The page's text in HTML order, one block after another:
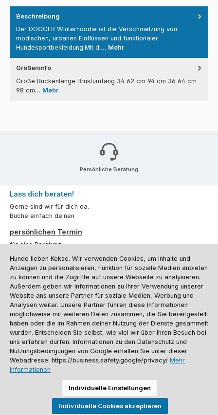
Beschreibung
Der DOGGER Winterhoodie ist die Verschmelzung von
modischen, urbanen Einflüssen und funktionaler
Hundesportbekleidung.Mit di… Mehr
Größeninfo
Größe Rückenlänge Brustumfang 34 62 cm 94 cm 36 64 cm
98 cm… Mehr
Persönliche Beratung
Lass dich beraten!
Gerne sind wir für dich da.
Buche einfach deinen
persönlichen Termin
für eine Beratung.
Oder über unserKontaktformular.
Vertrag widerrufen
Kundenservice
Informationen
Social Media und Kontakt
Versandinformationen
Batterieentsorgung
Warenrücksendung Sporthund Katalog
Alle Preise inkl. gesetzl. Mehrwertsteuer zzgl.Versandkosten
anders angegeben. Preise vor dem Login werden in Euro (DE) angezeigt.
Hunde lieben Kekse. Wir verwenden Cookies, um Inhalte und
Anzeigen zu personalisieren, Funktion für soziale Medien anbieten
zu können und die Zugriffe auf unsere Webseite zu analysieren.
Außerdem geben wir Informationen zu Ihrer Verwendung unserer
Website ans unsere Partner für soziale Medien, Werbung und
Analysen weiter. Unsere Partner führen diese Informationen
möglichweise mit weiteren Daten zusammen, die Sie bereitgestellt
haben oder die im Rahmen deiner Nutzung der Dienste gesammelt
wurden. Entscheiden Sie selbst, wie viel wir über Ihren Besuch bei
uns erfahren dürfen. Informationen zu den Datenschutz und
Nutzungsbedingungen von Google erhalten Sie unter dieser
Webadresse: https://business.safety.google/privacy/ Mehr
Informationen
Individuelle Einstellungen
Individuelle Cookies akzeptieren